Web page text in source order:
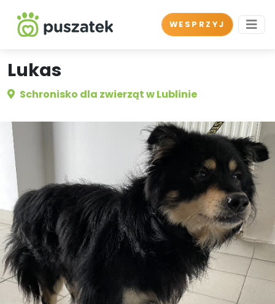
WESPRZYJ
Lukas
Schronisko dla zwierząt w Lublinie